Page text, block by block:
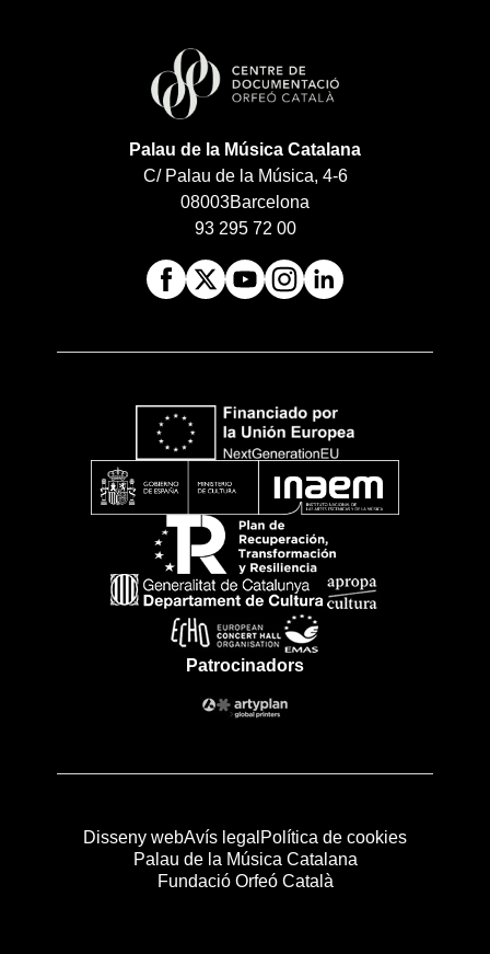
Palau de la Música Catalana
C/ Palau de la Música, 4-6
08003Barcelona
93 295 72 00
Patrocinadors
Disseny webAvís legal Política de cookies
Palau de la Música Catalana
Fundació Orfeó Català